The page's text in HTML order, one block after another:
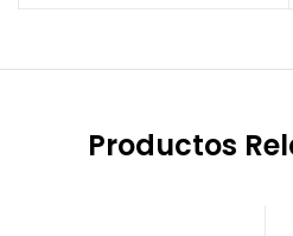
Productos